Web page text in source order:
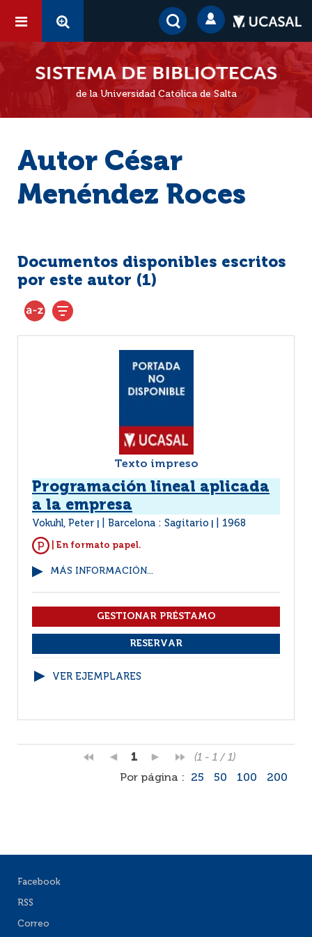
de la Universidad Católica de Salta
Autor César
Menéndez Roces
Documentos disponibles escritos
por este autor (1)
Texto impreso
Programación lineal aplicada
a la empresa
Vokuhl, Peter Barcelona : Sagitario 1968
| En formato papel.
MÁS INFORMACIÓN...
VER EJEMPLARES
1
(1 - 1 / 1)
Por página :
25 50 100 200
Facebook
RSS
Correo